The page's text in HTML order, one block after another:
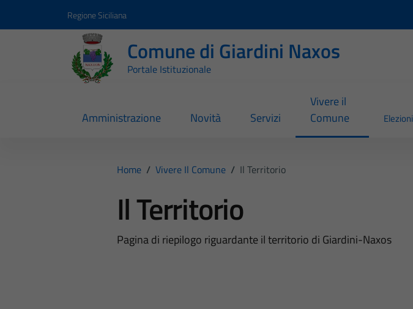
Regione Siciliana
Comune di Giardini Naxos
Portale Istituzionale
Amministrazione Novità Servizi
Vivere il
Comune
Elezioni
Home / Vivere Il Comune / Il Territorio
Il Territorio
Pagina di riepilogo riguardante il territorio di Giardini-Naxos